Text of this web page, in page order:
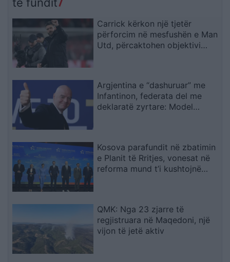
Carrick kërkon një tjetër
përforcim në mesfushën e Man
Utd, përcaktohen objektivi
Argjentina e “dashuruar” me
Infantinon, federata del me
deklaratë zyrtare: Model
Kosova parafundit në zbatimin
e Planit të Rritjes, vonesat në
reforma mund t’i kushtojnë
QMK: Nga 23 zjarre të
regjistruara në Maqedoni, një
vijon të jetë aktiv